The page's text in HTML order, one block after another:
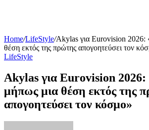
Home/LifeStyle/Akylas για Eurovision 2026:
θέση εκτός της πρώτης απογοητεύσει τον
LifeStyle
Akylas για Eurovision
μήπως μια θέση εκτός της
απογοητεύσει τον κόσμο»